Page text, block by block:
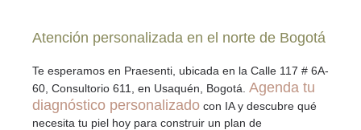
Atención personalizada en el norte de Bogotá
Te esperamos en Praesenti, ubicada en la Calle 117 # 6A-
60, Consultorio 611
, en Usaquén, Bogotá. Agenda tu
diagnóstico personalizado con IA y descubre qué
necesita tu piel hoy para construir un plan de